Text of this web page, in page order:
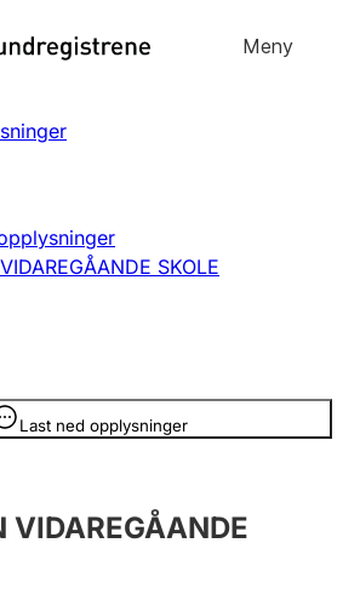
til
Meny
slette
slette
SKOLE
Last ned opplysninger
VIDAREGÅANDE